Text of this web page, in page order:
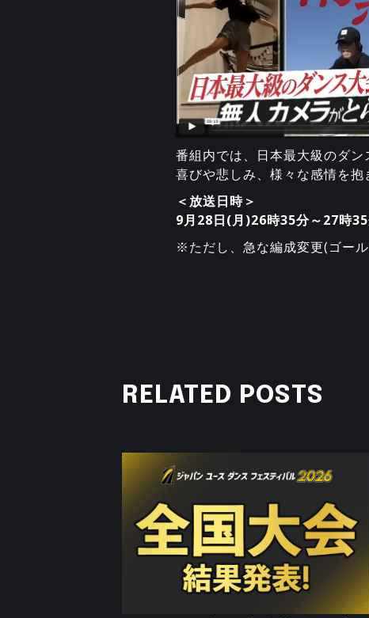
番組内では、日本最大級のダン
喜びや悲しみ、様々な感情を抱
＜放送日時＞
9月28日(月)26時35分～27時
※ただし、急な編成変更(ゴー
RELATED POSTS